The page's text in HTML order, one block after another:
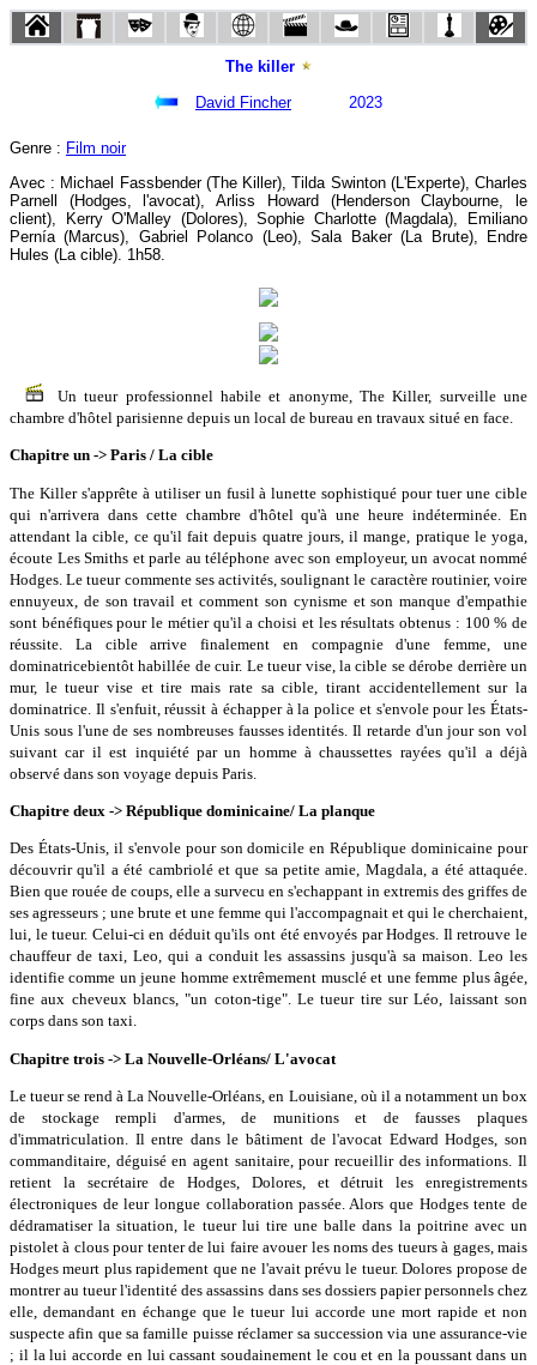
The killer
David Fincher
2023
Genre : Film noir
Avec : Michael Fassbender (The Killer), Tilda Swinton (L'Experte), Charles
Parnell (Hodges, l'avocat), Arliss Howard (Henderson Claybourne, le
client), Kerry O'Malley (Dolores), Sophie Charlotte (Magdala), Emiliano
Pernía (Marcus), Gabriel Polanco (Leo), Sala Baker (La Brute), Endre
Hules (La cible). 1h58.
Un tueur professionnel habile et anonyme, The Killer, surveille une
chambre d'hôtel parisienne depuis un local de bureau en travaux situé en face.
Chapitre un -> Paris / La cible
The Killer s'apprête à utiliser un fusil à lunette sophistiqué pour tuer une cible
qui n'arrivera dans cette chambre d'hôtel qu'à une heure indéterminée. En
attendant la cible, ce qu'il fait depuis quatre jours, il mange, pratique le yoga,
écoute Les Smiths et parle au téléphone avec son employeur, un avocat nommé
Hodges. Le tueur commente ses activités, soulignant le caractère routinier, voire
ennuyeux, de son travail et comment son cynisme et son manque d'empathie
sont bénéfiques pour le métier qu'il a choisi et les résultats obtenus : 100 % de
réussite. La cible arrive finalement en compagnie d'une femme, une
dominatricebientôt habillée de cuir. Le tueur vise, la cible se dérobe derrière un
mur, le tueur vise et tire mais rate sa cible, tirant accidentellement sur la
dominatrice. Il s'enfuit, réussit à échapper à la police et s'envole pour les États-
Unis sous l'une de ses nombreuses fausses identités. Il retarde d'un jour son vol
suivant car il est inquiété par un homme à chaussettes rayées qu'il a déjà
observé dans son voyage depuis Paris.
Chapitre deux -> République dominicaine/ La planque
Des États-Unis, il s'envole pour son domicile en République dominicaine pour
découvrir qu'il a été cambriolé et que sa petite amie, Magdala, a été attaquée.
Bien que rouée de coups, elle a survecu en s'echappant in extremis des griffes de
ses agresseurs ; une brute et une femme qui l'accompagnait et qui le cherchaient,
lui, le tueur. Celui-ci en déduit qu'ils ont été envoyés par Hodges. Il retrouve le
chauffeur de taxi, Leo, qui a conduit les assassins jusqu'à sa maison. Leo les
identifie comme un jeune homme extrêmement musclé et une femme plus âgée,
fine aux cheveux blancs, "un coton-tige". Le tueur tire sur Léo, laissant son
corps dans son taxi.
Chapitre trois -> La Nouvelle-Orléans/ L'avocat
Le tueur se rend à La Nouvelle-Orléans, en Louisiane, où il a notamment un box
de stockage rempli d'armes, de munitions et de fausses plaques
d'immatriculation. Il entre dans le bâtiment de l'avocat Edward Hodges, son
commanditaire, déguisé en agent sanitaire, pour recueillir des informations. Il
retient la secrétaire de Hodges, Dolores, et détruit les enregistrements
électroniques de leur longue collaboration passée. Alors que Hodges tente de
dédramatiser la situation, le tueur lui tire une balle dans la poitrine avec un
pistolet à clous pour tenter de lui faire avouer les noms des tueurs à gages, mais
Hodges meurt plus rapidement que ne l'avait prévu le tueur. Dolores propose de
montrer au tueur l'identité des assassins dans ses dossiers papier personnels chez
elle, demandant en échange que le tueur lui accorde une mort rapide et non
suspecte afin que sa famille puisse réclamer sa succession via une assurance-vie
; il la lui accorde en lui cassant soudainement le cou et en la poussant dans un